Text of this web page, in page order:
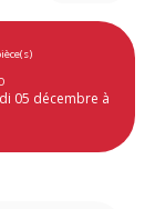
05 décembre à